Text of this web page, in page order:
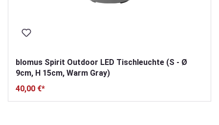
blomus Spirit Outdoor LED Tischleuchte (S - Ø
9cm, H 15cm, Warm Gray)
40,00 €*